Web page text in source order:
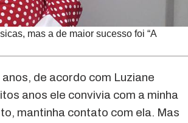
mas a de maior sucesso foi “A
de acordo com Luziane
anos ele convivia com a minha
mantinha contato com ela. Mas